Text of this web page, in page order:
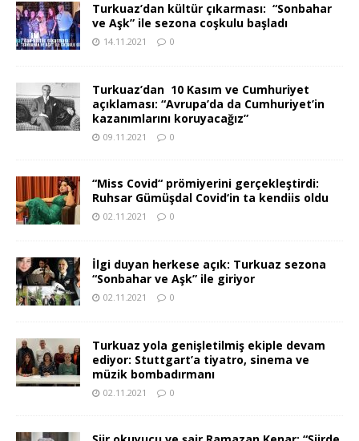
Turkuaz’dan kültür çıkarması: “Sonbahar
ve Aşk” ile sezona coşkulu başladı
14.11.2021 0
Turkuaz’dan 10 Kasım ve Cumhuriyet
açıklaması: “Avrupa’da da Cumhuriyet’in
kazanımlarını koruyacağız”
09.11.2021 0
“Miss Covid“ prömiyerini gerçekleştirdi:
Ruhsar Gümüşdal Covid‘in ta kendiis oldu
02.11.2021 0
İlgi duyan herkese açık: Turkuaz sezona
“Sonbahar ve Aşk” ile giriyor
02.11.2021 0
Turkuaz yola genişletilmiş ekiple devam
ediyor: Stuttgart’a tiyatro, sinema ve
müzik bombadırmanı
02.11.2021 0